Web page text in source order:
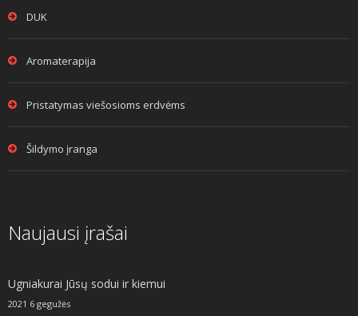
DUK
Aromaterapija
Pristatymas viešosioms erdvėms
Šildymo įranga
Naujausi įrašai
Ugniakurai Jūsų sodui ir kiemui
2021 6 gegužės